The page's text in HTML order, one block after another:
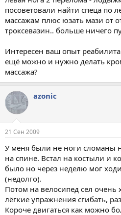
посоветовали найти спеца по
массажам плюс юзать мази от
троксевазин.. больше ничего
Интересен ваш опыт
ещё можно и нужно делать
массажа?
azonic
21 Сен 2009
У меня были не ноги сломаны
на спине. Встал на костыли и
было но через неделю мог
(недолго).
Потом на велосипед сел
лёгкие упражнения сгибать,
Короче двигаться как можно